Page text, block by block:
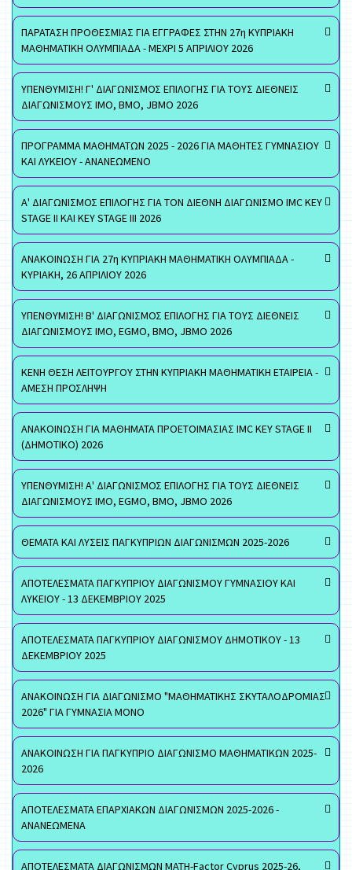
ΠΑΡΑΤΑΣΗ ΠΡΟΘΕΣΜΙΑΣ ΓΙΑ ΕΓΓΡΑΦΕΣ ΣΤΗΝ 27η ΚΥΠΡΙΑΚΗ
ΜΑΘΗΜΑΤΙΚΗ ΟΛΥΜΠΙΑΔΑ - ΜΕΧΡΙ 5 ΑΠΡΙΛΙΟΥ 2026
ΥΠΕΝΘΥΜΙΣΗ! Γ' ΔΙΑΓΩΝΙΣΜΟΣ ΕΠΙΛΟΓΗΣ ΓΙΑ ΤΟΥΣ ΔΙΕΘΝΕΙΣ
ΔΙΑΓΩΝΙΣΜΟΥΣ ΙΜΟ, ΒΜΟ, JBMO 2026
ΠΡΟΓΡΑΜΜΑ ΜΑΘΗΜΑΤΩΝ 2025 - 2026 ΓΙΑ ΜΑΘΗΤΕΣ ΓΥΜΝΑΣΙΟΥ
ΚΑΙ ΛΥΚΕΙΟΥ - ΑΝΑΝΕΩΜΕΝΟ
Α' ΔΙΑΓΩΝΙΣΜΟΣ ΕΠΙΛΟΓΗΣ ΓΙΑ ΤΟΝ ΔΙΕΘΝΗ ΔΙΑΓΩΝΙΣΜΟ IMC KEY
STAGE II ΚΑΙ KEY STAGE III 2026
ΑΝΑΚΟΙΝΩΣΗ ΓΙΑ 27η ΚΥΠΡΙΑΚΗ ΜΑΘΗΜΑΤΙΚΗ ΟΛΥΜΠΙΑΔΑ -
ΚΥΡΙΑΚΗ, 26 ΑΠΡΙΛΙΟΥ 2026
ΥΠΕΝΘΥΜΙΣΗ! Β' ΔΙΑΓΩΝΙΣΜΟΣ ΕΠΙΛΟΓΗΣ ΓΙΑ ΤΟΥΣ ΔΙΕΘΝΕΙΣ
ΔΙΑΓΩΝΙΣΜΟΥΣ ΙΜΟ, EGMO, ΒΜΟ, JBMO 2026
ΚΕΝΗ ΘΕΣΗ ΛΕΙΤΟΥΡΓΟΥ ΣΤΗΝ ΚΥΠΡΙΑΚΗ ΜΑΘΗΜΑΤΙΚΗ ΕΤΑΙΡΕΙΑ -
ΑΜΕΣΗ ΠΡΟΣΛΗΨΗ
ΑΝΑΚΟΙΝΩΣΗ ΓΙΑ ΜΑΘΗΜΑΤΑ ΠΡΟΕΤΟΙΜΑΣΙΑΣ IMC KEY STAGE II
(ΔΗΜΟΤΙΚΟ) 2026
ΥΠΕΝΘΥΜΙΣΗ! Α' ΔΙΑΓΩΝΙΣΜΟΣ ΕΠΙΛΟΓΗΣ ΓΙΑ ΤΟΥΣ ΔΙΕΘΝΕΙΣ
ΔΙΑΓΩΝΙΣΜΟΥΣ ΙΜΟ, EGMO, ΒΜΟ, JBMO 2026
ΘΕΜΑΤΑ ΚΑΙ ΛΥΣΕΙΣ ΠΑΓΚΥΠΡΙΩΝ ΔΙΑΓΩΝΙΣΜΩΝ 2025-2026
ΑΠΟΤΕΛΕΣΜΑΤΑ ΠΑΓΚΥΠΡΙΟΥ ΔΙΑΓΩΝΙΣΜΟΥ ΓΥΜΝΑΣΙΟΥ ΚΑΙ
ΛΥΚΕΙΟΥ - 13 ΔΕΚΕΜΒΡΙΟΥ 2025
ΑΠΟΤΕΛΕΣΜΑΤΑ ΠΑΓΚΥΠΡΙΟΥ ΔΙΑΓΩΝΙΣΜΟΥ ΔΗΜΟΤΙΚΟΥ - 13
ΔΕΚΕΜΒΡΙΟΥ 2025
ΑΝΑΚΟΙΝΩΣΗ ΓΙΑ ΔΙΑΓΩΝΙΣΜΟ "ΜΑΘΗΜΑΤΙΚΗΣ ΣΚΥΤΑΛΟΔΡΟΜΙΑΣ
2026" ΓΙΑ ΓΥΜΝΑΣΙΑ ΜΟΝΟ
ΑΝΑΚΟΙΝΩΣΗ ΓΙΑ ΠΑΓΚΥΠΡΙΟ ΔΙΑΓΩΝΙΣΜΟ ΜΑΘΗΜΑΤΙΚΩΝ 2025-
2026
ΑΠΟΤΕΛΕΣΜΑΤΑ ΕΠΑΡΧΙΑΚΩΝ ΔΙΑΓΩΝΙΣΜΩΝ 2025-2026 -
ΑΝΑΝΕΩΜΕΝΑ
ΑΠΟΤΕΛΕΣΜΑΤΑ ΔΙΑΓΩΝΙΣΜΩΝ MATH-Factor Cyprus 2025-26,